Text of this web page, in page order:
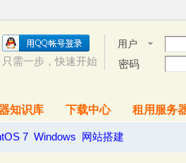
用户
名
密码
只需一步，快速开始
知识库 下载中心 租用服务
7 Windows 网站搭建